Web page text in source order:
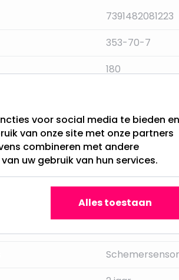
7391482081223
353-70-7
180
Super Warm
Nee
Star Trading
350LM
Schemersensor
voor social media te bieden en
van onze site met onze partners
combineren met andere
uw gebruik van hun services.
Alles toestaan